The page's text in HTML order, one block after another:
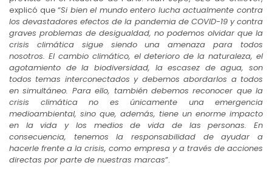
explicó que “Si bien el mundo entero lucha actualmente contra
los devastadores efectos de la pandemia de COVID-19 y contra
graves problemas de desigualdad, no podemos olvidar que la
crisis climática sigue siendo una amenaza para todos
nosotros. El cambio climático, el deterioro de la naturaleza, el
agotamiento de la biodiversidad, la escasez de agua, son
todos temas interconectados y debemos abordarlos a todos
en simultáneo. Para ello, también debemos reconocer que la
crisis climática no es únicamente una emergencia
medioambiental, sino que, además, tiene un enorme impacto
en la vida y los medios de vida de las personas. En
consecuencia, tenemos la responsabilidad de ayudar a
hacerle frente a la crisis, como empresa y a través de acciones
directas por parte de nuestras marcas”.